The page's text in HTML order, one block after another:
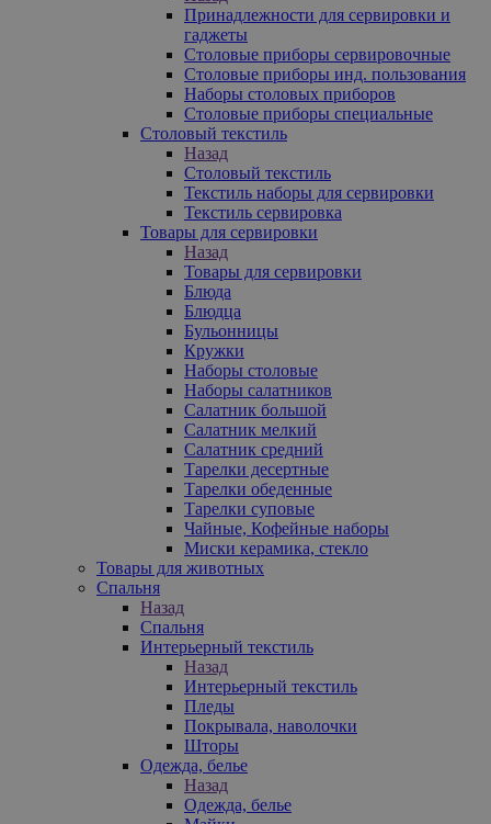
Принадлежности для сервировки и
гаджеты
Столовые приборы сервировочные
Столовые приборы инд. пользования
Наборы столовых приборов
Столовые приборы специальные
Столовый текстиль
Назад
Столовый текстиль
Текстиль наборы для сервировки
Текстиль сервировка
Товары для сервировки
Назад
Товары для сервировки
Блюда
Блюдца
Бульонницы
Кружки
Наборы столовые
Наборы салатников
Салатник большой
Салатник мелкий
Салатник средний
Тарелки десертные
Тарелки обеденные
Тарелки суповые
Чайные, Кофейные наборы
Миски керамика, стекло
Товары для животных
Спальня
Назад
Спальня
Интерьерный текстиль
Назад
Интерьерный текстиль
Пледы
Покрывала, наволочки
Шторы
Одежда, белье
Назад
Одежда, белье